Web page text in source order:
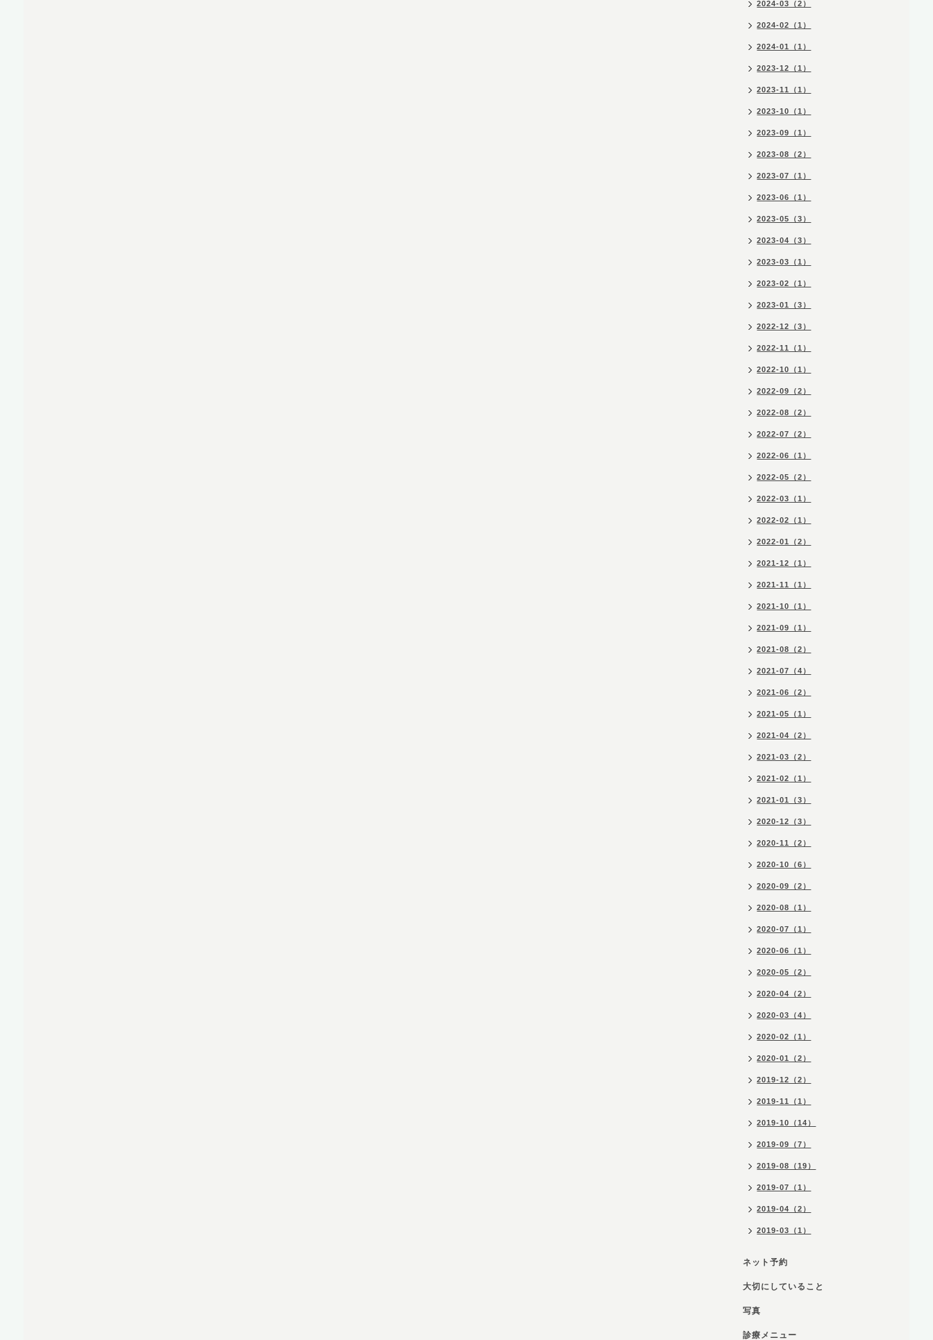
2024-03（2）
2024-02（1）
2024-01（1）
2023-12（1）
2023-11（1）
2023-10（1）
2023-09（1）
2023-08（2）
2023-07（1）
2023-06（1）
2023-05（3）
2023-04（3）
2023-03（1）
2023-02（1）
2023-01（3）
2022-12（3）
2022-11（1）
2022-10（1）
2022-09（2）
2022-08（2）
2022-07（2）
2022-06（1）
2022-05（2）
2022-03（1）
2022-02（1）
2022-01（2）
2021-12（1）
2021-11（1）
2021-10（1）
2021-09（1）
2021-08（2）
2021-07（4）
2021-06（2）
2021-05（1）
2021-04（2）
2021-03（2）
2021-02（1）
2021-01（3）
2020-12（3）
2020-11（2）
2020-10（6）
2020-09（2）
2020-08（1）
2020-07（1）
2020-06（1）
2020-05（2）
2020-04（2）
2020-03（4）
2020-02（1）
2020-01（2）
2019-12（2）
2019-11（1）
2019-10（14）
2019-09（7）
2019-08（19）
2019-07（1）
2019-04（2）
2019-03（1）
ネット予約
大切にしていること
写真
診療メニュー